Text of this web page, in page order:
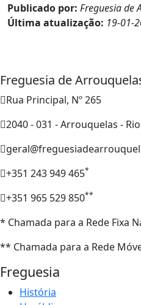
Publicado por: Freguesia de
Última atualização: 19-01-
Freguesia de
Rua Principal, Nº 265
2040 - 031 - Arrouquelas -
+351 243 949 465*
+351 965 529 850**
* Chamada para a Rede Fixa
** Chamada para a Rede
Freguesia
História